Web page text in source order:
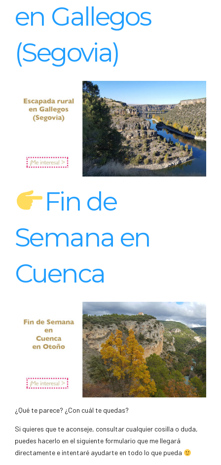
en Gallegos
(Segovia)
Fin de
Semana en
Cuenca
¿Qué te parece? ¿Con cuál te quedas?
Si quieres que te aconseje, consultar cualquier cosilla o duda,
puedes hacerlo en el siguiente formulario que me llegará
directamente e intentaré ayudarte en todo lo que pueda